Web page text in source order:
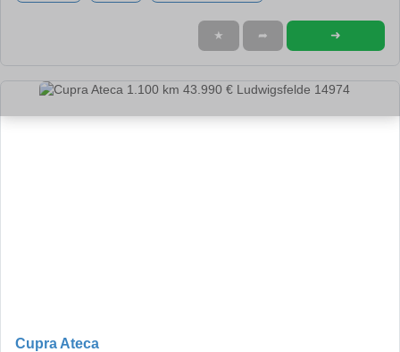
★ ➦ ➜
Cupra Ateca